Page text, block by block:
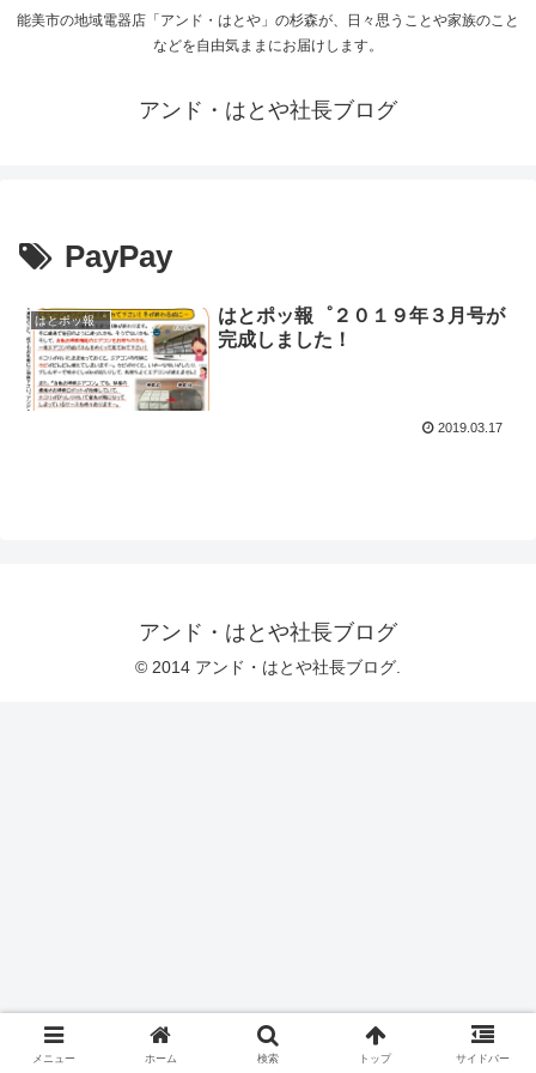
能美市の地域電器店「アンド・はとや」の杉森が、日々思うことや家族のこと
などを自由気ままにお届けします。
アンド・はとや社長ブログ
PayPay
はとポッ報゜
はとポッ報゜２０１９年３月号が
完成しました！
2019.03.17
アンド・はとや社長ブログ
© 2014 アンド・はとや社長ブログ.
メニュー ホーム 検索 トップ サイドバー